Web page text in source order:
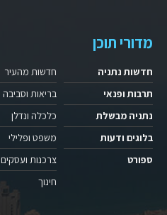
מדורי תוכן
חדשות נתניה
תרבות ופנאי
נתניה מבשלת
בלוגים ודעות
ספורט
חדשות מהעיר
בריאות וסביבה
כלכלה ונדלן
משפט ופלילי
צרכנות ועסקים
חינוך